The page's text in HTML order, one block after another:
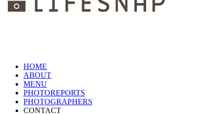
HOME
ABOUT
MENU
PHOTOREPORTS
PHOTOGRAPHERS
CONTACT